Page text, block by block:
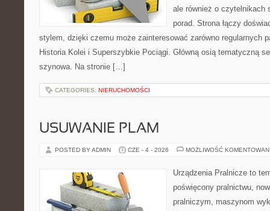
ale również o czytelnikach
porad. Strona łączy
stylem, dzięki czemu może zainteresować zarówno regularnych
Historia Kolei i Superszybkie Pociągi. Główną osią tematyczną
szynowa. Na stronie […]
CATEGORIES: NIERUCHOMOŚCI
USUWANIE PLAM
POSTED BY ADMIN CZE - 4 - 2026 MOŻLIWOŚĆ
Urządzenia Pralnicze to
poświęcony pralnictwu,
pralniczym, maszynom